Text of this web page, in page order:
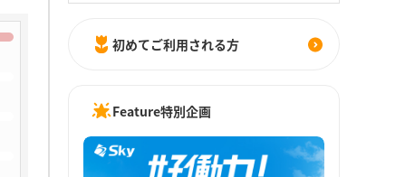
初めてご利用される方
Feature特別企画